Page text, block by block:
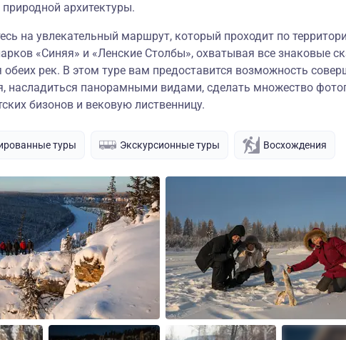
архитектуры.
на увлекательный маршрут, который проходит по
«Синяя» и «Ленские Столбы», охватывая все знаковые
обеих рек. В этом туре вам предоставится возможность
насладиться панорамными видами, сделать множество
бизонов и вековую лиственницу.
туры Экскурсионные туры Восхождения